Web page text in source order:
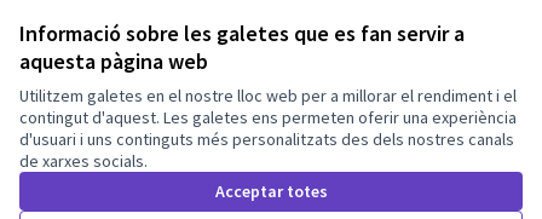
Informació sobre les galetes que es fan servir a
aquesta pàgina web
Utilitzem galetes en el nostre lloc web per a millorar el rendiment i el
contingut d'aquest. Les galetes ens permeten oferir una experiència
d'usuari i uns continguts més personalitzats des dels nostres canals
de xarxes socials.
Acceptar totes
Termes i condicions d'ús
Configuració de les galetes
Xarxa de Parcs Naturals. Diputació de Barcelona a X
(Enllaç extern)
Xarxa de Parcs Naturals. Diputació de Barcelona a Facebook
(Enllaç extern)
Xarxa de Parcs Naturals. Diputació de Barcelona a Instagram
(Enllaç extern)
Xarxa de Parcs Naturals. Diputació de Barcelona a
(Enllaç extern)
Triar la llenguaElegir el idioma